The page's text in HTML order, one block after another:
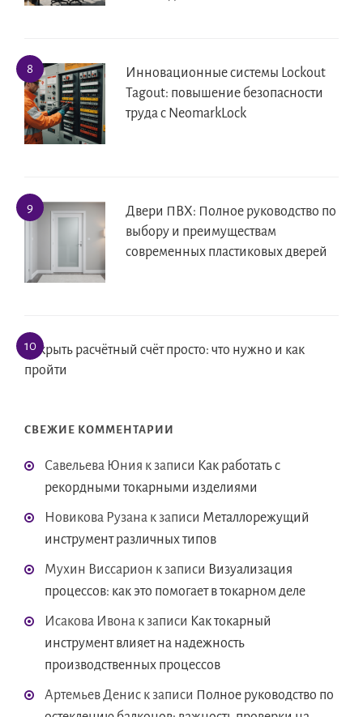
Инновационные системы Lockout
Tagout: повышение безопасности
труда с NeomarkLock
Двери ПВХ: Полное руководство по
выбору и преимуществам
современных пластиковых дверей
Открыть расчётный счёт просто: что нужно и как
пройти
СВЕЖИЕ КОММЕНТАРИИ
Савельева Юния к записи Как работать с
рекордными токарными изделиями
Новикова Рузана к записи Металлорежущий
инструмент различных типов
Мухин Виссарион к записи Визуализация
процессов: как это помогает в токарном деле
Исакова Ивона к записи Как токарный
инструмент влияет на надежность
производственных процессов
Артемьев Денис к записи Полное руководство по